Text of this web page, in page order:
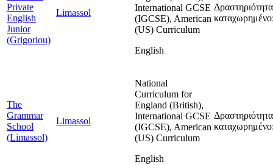
Private
English
Junior
(Grigoriou)
Limassol
International GCSE
(IGCSE), American
(US) Curriculum
English
Δραστηριότητα
The
Grammar
School
(Limassol)
Limassol
National
Curriculum for
England (British),
International GCSE
(IGCSE), American
(US) Curriculum
English
Δραστηριότητα